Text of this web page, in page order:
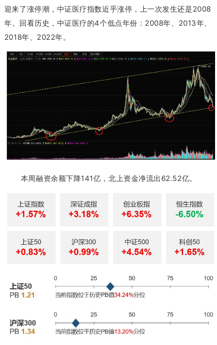
迎来了涨停潮，中证医疗指数近乎涨停，上一次发生还是2008
年。 回看历史，中证医疗的4个低点年份： 2008年、2013年、
2018年、2022年。
本周融资余额下降141亿，北上资金净流出62.52亿。